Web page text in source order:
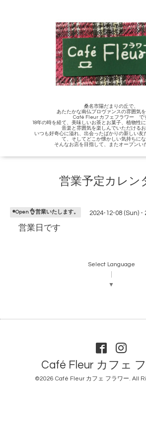
桑名市陽だまりの丘で、
あたたかな南仏プロヴァンスの雰囲気
Café Fleur カフェフラワー で
18年の時を経て、美味しいお茶とお菓子、植物性
音楽と雰囲気を楽しんでいただけるお
いつも好奇心に溢れ、出会ったばかりの新しい友
て、そしてどこか懐かしい気持ちにな
そんなお店を目指して、またオープンい
営業予定カレン
◉Open 👌営業いたします。 2024-12-08 (Sun) -
営業日です
Select Language
▼
Café Fleur カフェ
©2026 Café Fleur カフェ フラワー. All